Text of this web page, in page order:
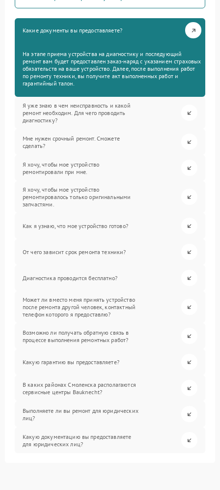
Какие документы вы предоставляете?
На этапе приема устройства на диагностику и последующий
ремонт вам будет предоставлен заказ-наряд с указанием страховых
обязательств на ваше устройство. Далее, после выполнения работ
по ремонту техники, вы получите акт выполненных работ и
гарантийный талон.
Я уже знаю в чем неисправность и какой
ремонт необходим. Для чего проводить
диагностику?
Мне нужен срочный ремонт. Сможете
сделать?
Я хочу, чтобы мое устройство
ремонтировали при мне.
Я хочу, чтобы мое устройство
ремонтировалось только оригинальными
запчастями.
Как я узнаю, что мое устройство готово?
От чего зависит срок ремонта техники?
Диагностика проводится бесплатно?
Может ли вместо меня принять устройство
после ремонта другой человек, контактный
телефон которого я предоставлю?
Возможно ли получать обратную связь в
процессе выполнения ремонтных работ?
Какую гарантию вы предоставляете?
В каких районах Смоленска располагаются
сервисные центры Bauknecht?
Выполняете ли вы ремонт для юридических
лиц?
Какую документацию вы предоставляете
для юридических лиц?